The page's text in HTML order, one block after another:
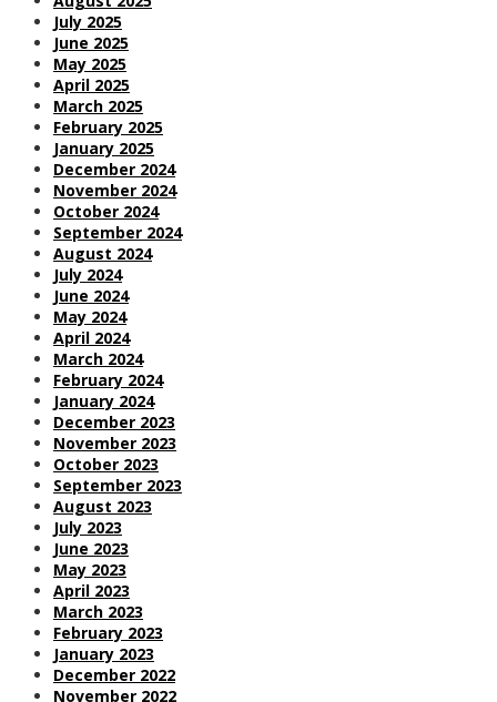
July 2025
June 2025
May 2025
April 2025
March 2025
February 2025
January 2025
December 2024
November 2024
October 2024
September 2024
August 2024
July 2024
June 2024
May 2024
April 2024
March 2024
February 2024
January 2024
December 2023
November 2023
October 2023
September 2023
August 2023
July 2023
June 2023
May 2023
April 2023
March 2023
February 2023
January 2023
December 2022
November 2022